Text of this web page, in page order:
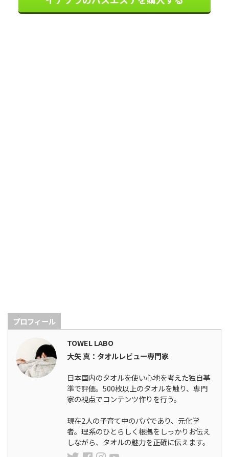
プロフィール
TOWEL LABO
大矢 真：タオルレビュー専門家
日本国内のタオルを使い心地を考えた独自基
準で評価。500枚以上のタオルを触り、専門
家の視点でコンテンツ作りを行う。
現在2人の子育て中のパパであり、元化学
者。理系のひとらしく根拠をしっかりお伝え
しながら、タオルの魅力を正確に伝えます。